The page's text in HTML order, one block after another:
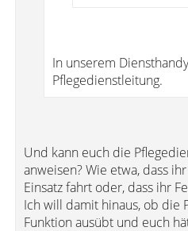
In unserem
Pflegedienstleitung.
Und kann euch die
anweisen? Wie etwa, dass
Einsatz fahrt oder, dass ihr
Ich will damit hinaus, ob die
Funktion ausübt und euch